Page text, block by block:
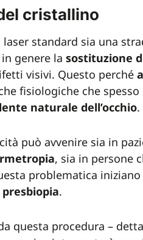
cristallino
laser standard sia una
genere la sostituzione
visivi. Questo perché
fisiologiche che
naturale dell’occhio.
può avvenire sia in
, sia in persone
problematica
presbiopia.
questa procedura – detta